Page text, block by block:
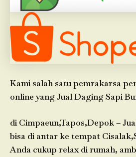
Kami salah satu pemrakarsa
online yang Jual Daging Sapi
di Cimpaeun,Tapos,Depok –
bisa di antar ke tempat
Anda cukup relax di rumah,